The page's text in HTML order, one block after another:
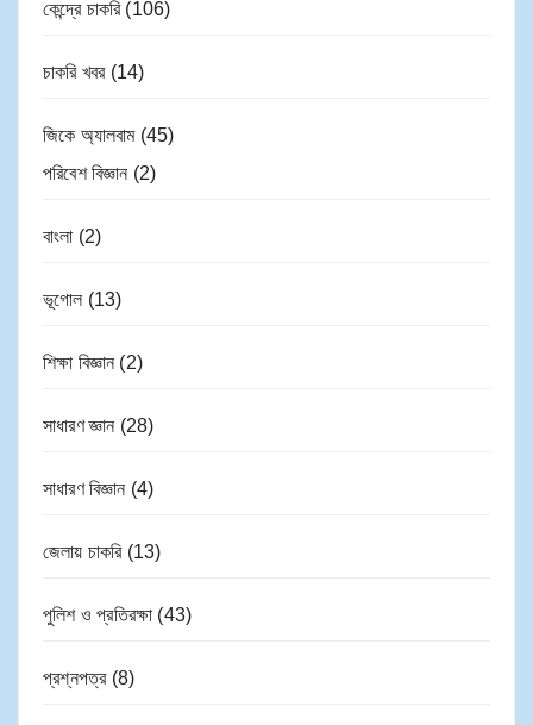
কেন্দ্রে চাকরি(106)
চাকরি খবর(14)
জিকে অ্যালবাম(45)
পরিবেশ বিজ্ঞান (2)
বাংলা (2)
ভূগোল (13)
শিক্ষা বিজ্ঞান (2)
সাধারণ জ্ঞান (28)
সাধারণ বিজ্ঞান (4)
জেলায় চাকরি(13)
পুলিশ ও প্রতিরক্ষা (43)
প্রশ্নপত্র(8)